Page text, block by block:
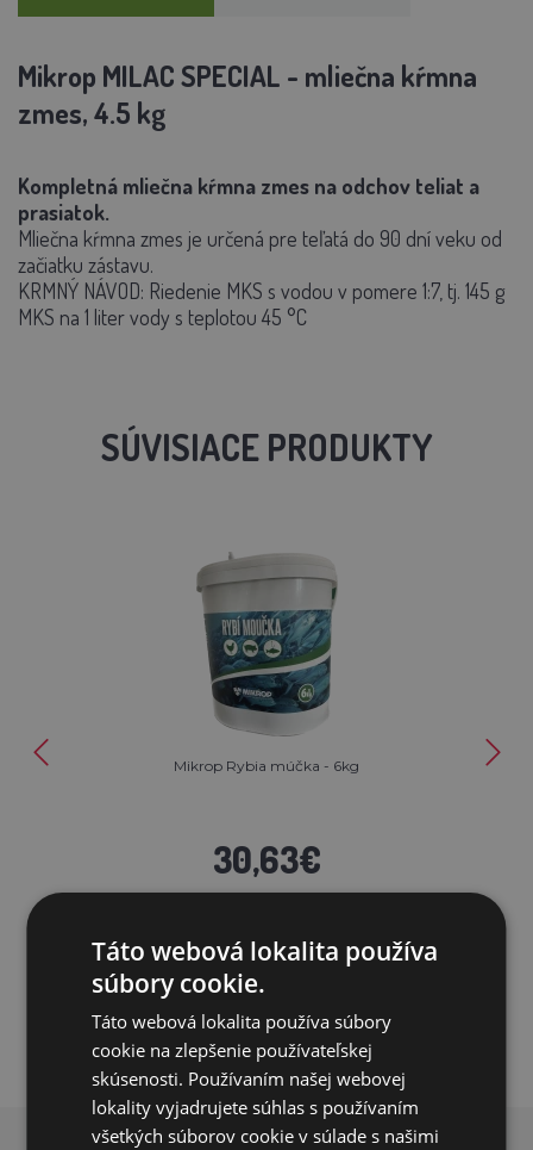
Mikrop MILAC SPECIAL - mliečna kŕmna
zmes, 4.5 kg
Kompletná mliečna kŕmna zmes na odchov teliat a
prasiatok.
Mliečna kŕmna zmes je určená pre teľatá do 90 dní veku od
začiatku zástavu.
KRMNÝ NÁVOD: Riedenie MKS s vodou v pomere 1:7, tj. 145 g
MKS na 1 liter vody s teplotou 45 °C
SÚVISIACE PRODUKTY
Mikrop Rybia múčka - 6kg
30,63€
PRIDAŤ DO KOŠÍKA
Táto webová lokalita používa
súbory cookie.
Táto webová lokalita používa súbory
cookie na zlepšenie používateľskej
skúsenosti. Používaním našej webovej
lokality vyjadrujete súhlas s používaním
všetkých súborov cookie v súlade s našimi